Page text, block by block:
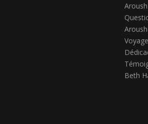
Aroush
Aroush
Beth